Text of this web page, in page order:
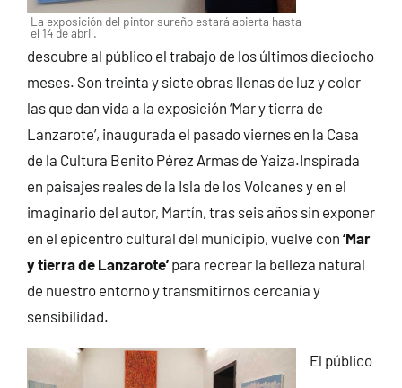
La exposición del pintor sureño estará abierta hasta
el 14 de abril.
descubre al público el trabajo de los últimos dieciocho
meses. Son treinta y siete obras llenas de luz y color
las que dan vida a la exposición ‘Mar y tierra de
Lanzarote’, inaugurada el pasado viernes en la Casa
de la Cultura Benito Pérez Armas de Yaiza.Inspirada
en paisajes reales de la Isla de los Volcanes y en el
imaginario del autor, Martín, tras seis años sin exponer
en el epicentro cultural del municipio, vuelve con ‘Mar
y tierra de Lanzarote’para recrear la belleza natural
de nuestro entorno y transmitirnos cercanía y
sensibilidad.
El público